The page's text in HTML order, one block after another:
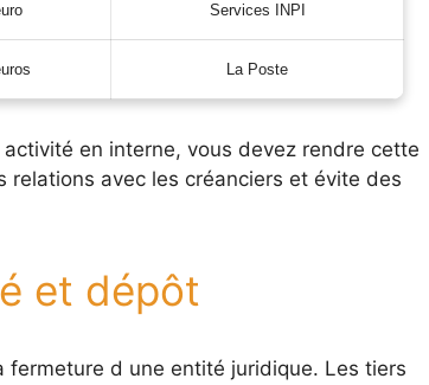
Services INPI
La Poste
en interne, vous devez rendre cette
avec les créanciers et évite des
et dépôt
d une entité juridique. Les tiers